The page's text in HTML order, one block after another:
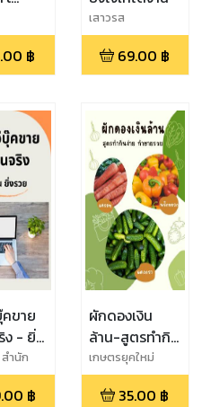
฿
เสาวรส
69.00 ฿
ขาย
ง - ยิ่ง
รวย
ำนัก
วี
฿
ผักดองเงิน
ล้าน-สูตรทำกิน
ง่าย ทำขายรวย
เกษตรยุคใหม่
35.00 ฿